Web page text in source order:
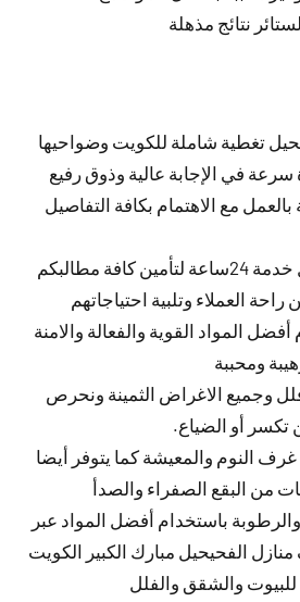
نتائج مذهلة
تغطية شاملة للكويت وضواحيها
سرعة في الإجابة عالية وذوق رفيع
مع الاهتمام بكافة التفاصيل
خدمة تنظيف منازل خدمة 24ساعة لتأمين كافة مطالبكم
العملاء وتلبية احتياجاتهم
المواد القوية والفعالة والامنة
ومحببة
وجميع الاغراض الثمينة ونحرص
تكسر أو الضياع.
النوم والمعيشة كما يتوفر أيضا
من البقع الصفراء والصدأ
باستخدام أفضل المواد عبر
الفحيحيل مبارك الكبير الكويت
والشقق والفلل